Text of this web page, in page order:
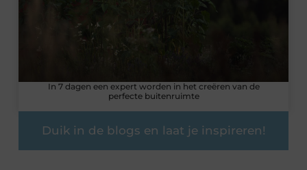
In 7 dagen een expert worden in het creëren van de
perfecte buitenruimte
Duik in de blogs en laat je inspireren!